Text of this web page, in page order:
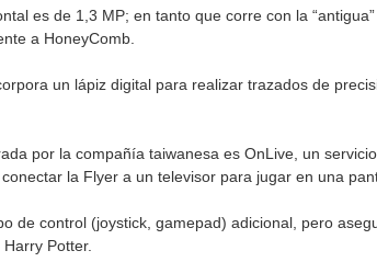
es de 1,3 MP; en tanto que corre con la
a HoneyComb.
un lápiz digital para realizar trazados de
por la compañía taiwanesa es OnLive, un
la Flyer a un televisor para jugar en una
de control (joystick, gamepad) adicional, pero
Potter.